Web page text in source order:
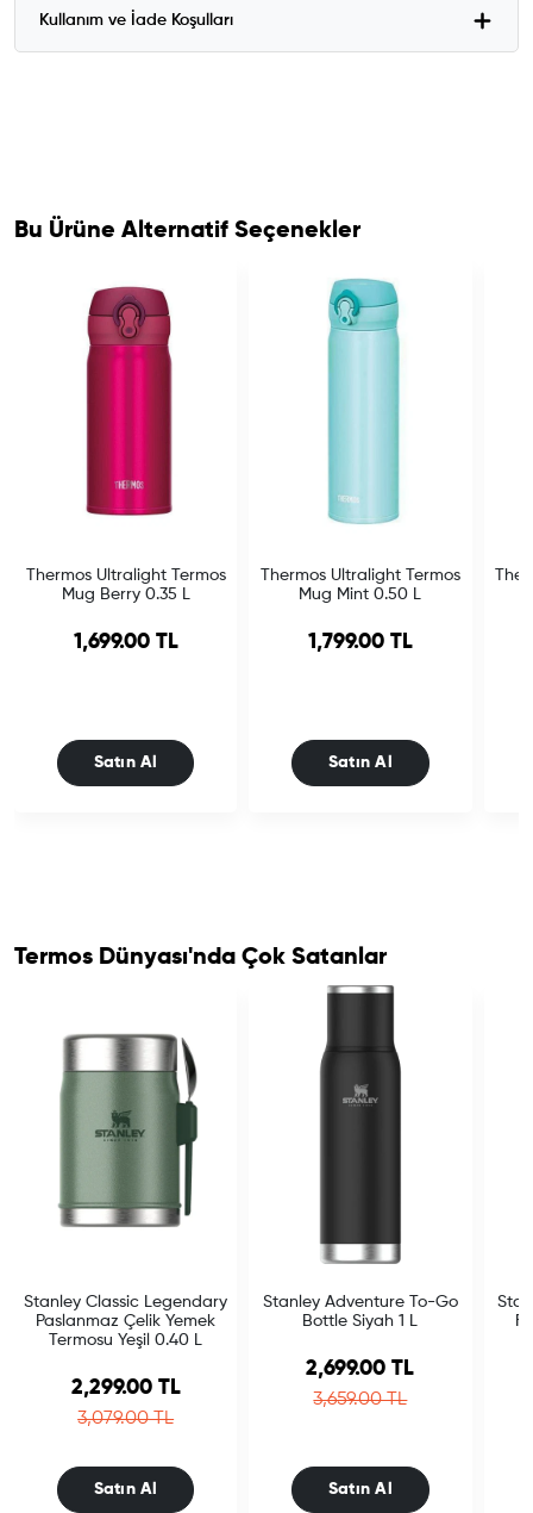
Kullanım ve İade Koşulları
Bu Ürüne Alternatif Seçenekler
Thermos Ultralight Termos
Mug Berry 0.35 L
1,699.00 TL
Satın Al
Thermos Ultralight Termos
Mug Mint 0.50 L
1,799.00 TL
Satın Al
Termos Dünyası'nda Çok Satanlar
Stanley Classic Legendary
Paslanmaz Çelik Yemek
Termosu Yeşil 0.40 L
Sale price
2,299.00 TL
Regular price
3,079.00 TL
Satın Al
Stanley Adventure To-Go
Bottle Siyah 1 L
Sale price
2,699.00 TL
Regular price
3,659.00 TL
Satın Al